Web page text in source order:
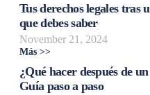
Tus derechos legales tras
que debes saber
November 21, 2024
Más >>
¿Qué hacer después de
Guía paso a paso